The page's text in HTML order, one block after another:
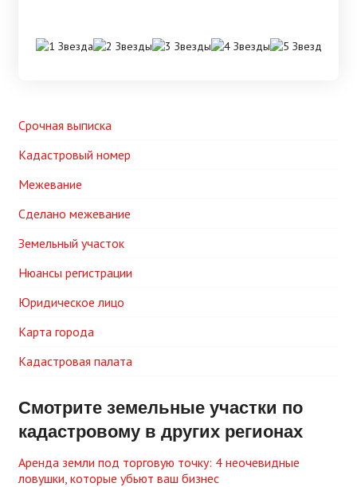
Срочная выписка
Кадастровый номер
Межевание
Сделано межевание
Земельный участок
Нюансы регистрации
Юридическое лицо
Карта города
Кадастровая палата
Смотрите земельные участки по
кадастровому в других регионах
Аренда земли под торговую точку: 4 неочевидные
ловушки, которые убьют ваш бизнес